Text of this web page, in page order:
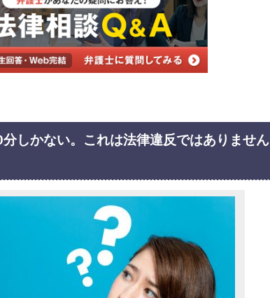
しかない。これは法律違反ではありません